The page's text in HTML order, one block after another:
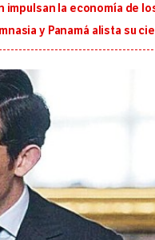
impulsan la economía de
y Panamá alista su